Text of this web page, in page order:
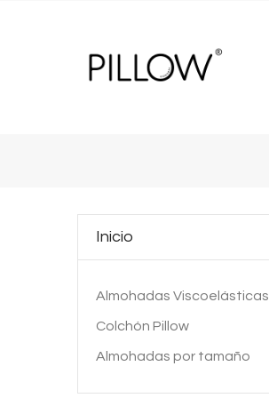
Inicio
Almohadas Viscoelásticas
Colchón Pillow
Almohadas por tamaño